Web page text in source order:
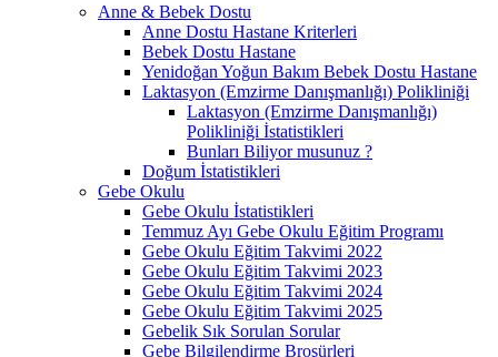
Anne & Bebek Dostu
Anne Dostu Hastane Kriterleri
Bebek Dostu Hastane
Yenidoğan Yoğun Bakım Bebek Dostu Hastane
Laktasyon (Emzirme Danışmanlığı) Polikliniği
Laktasyon (Emzirme Danışmanlığı)
Polikliniği İstatistikleri
Bunları Biliyor musunuz ?
Doğum İstatistikleri
Gebe Okulu
Gebe Okulu İstatistikleri
Temmuz Ayı Gebe Okulu Eğitim Programı
Gebe Okulu Eğitim Takvimi 2022
Gebe Okulu Eğitim Takvimi 2023
Gebe Okulu Eğitim Takvimi 2024
Gebe Okulu Eğitim Takvimi 2025
Gebelik Sık Sorulan Sorular
Gebe Bilgilendirme Broşürleri